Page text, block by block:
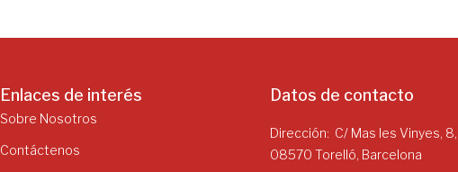
Enlaces de interés
Sobre Nosotros
Contáctenos
Datos de contacto
Dirección
C/ Mas les Vinyes, 8,
08570 Torelló, Barcelona